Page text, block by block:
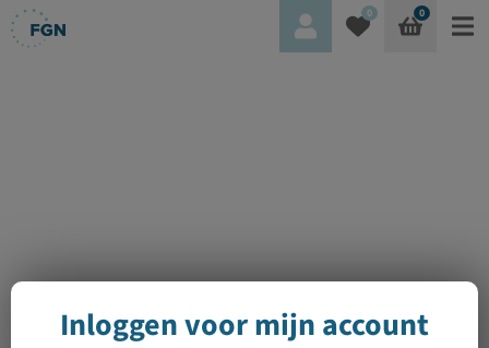
0 0
Inloggen voor mijn account